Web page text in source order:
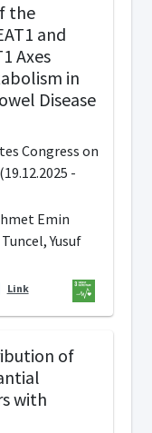
the
and
Axes
in
Disease
Congress on
-
Emin
Yusuf
Link
of
with